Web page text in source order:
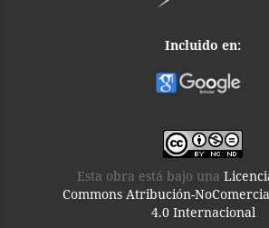
Incluido en:
Esta obra está bajo una
Commons Atribución-
4.0 Internacional